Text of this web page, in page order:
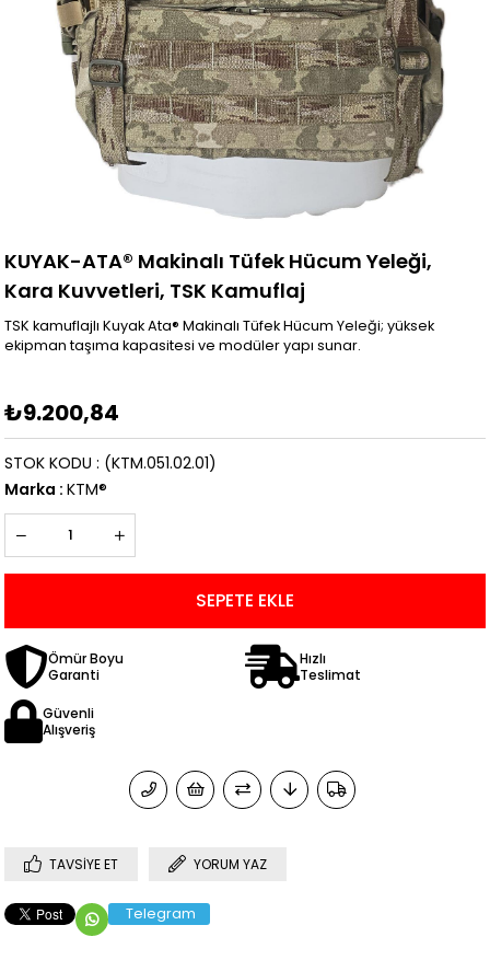
KUYAK-ATA® Makinalı Tüfek Hücum Yeleği,
Kara Kuvvetleri, TSK Kamuflaj
TSK kamuflajlı Kuyak Ata® Makinalı Tüfek Hücum Yeleği; yüksek
ekipman taşıma kapasitesi ve modüler yapı sunar.
₺9.200,84
(KTM.051.02.01)
STOK KODU
Marka : KTM®
Ömür Boyu
Garanti
Hızlı
Teslimat
Güvenli
Alışveriş
TAVSIYE ET YORUM YAZ
Telegram